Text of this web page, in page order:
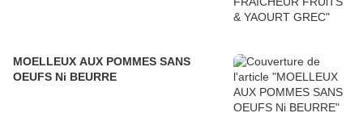
MOELLEUX AUX POMMES SANS
OEUFS Ni BEURRE